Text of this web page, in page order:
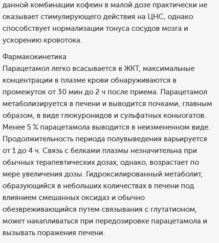
данной комбинации кофеин в малой дозе практически не
оказывает стимулирующего действия на ЦНС, однако
способствует нормализации тонуса сосудов мозга и
ускорению кровотока.
Фармакокинетика
Парацетамол легко всасывается в ЖКТ, максимальные
концентрации в плазме крови обнаруживаются в
промежуток от 30 мин до 2 ч после приема. Парацетамол
метаболизируется в печени и выводится почками, главным
образом, в виде глюкуронидов и сульфатных коныогатов.
Менее 5 % парацетамола выводится в неизмененном виде.
Продолжительность периода полувыведения варьируется
от 1 до 4 ч. Связь с белками плазмы незначительна при
обычных терапевтических дозах, однако, возрастает по
мере увеличения дозы. Гидроксилированный метаболит,
образующийся в небольших количествах в печени под
влиянием смешанных оксидаз и обычно
обезвреживающийся путем связывания с глутатионом,
может накапливаться при передозировке парацетамола и
вызывать поражения печени.